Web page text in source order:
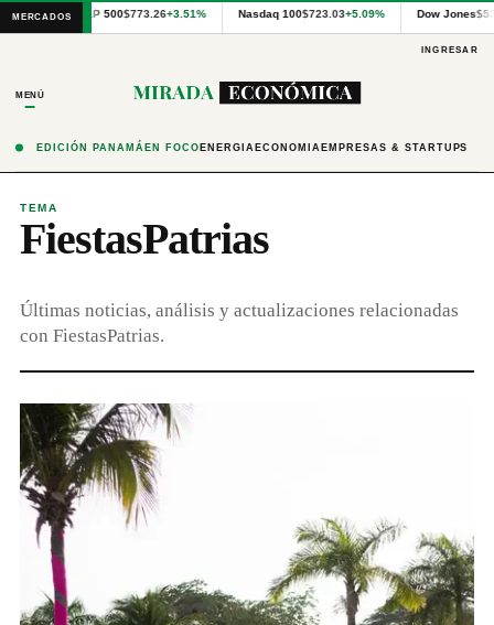
MERCADOS S&P 500$773.26+3.51% Nasdaq 100$723.03+5.09% Dow Jones
Cotizaciones
internacionales
Financial
Modeling
precios
por
Latinex
para
INGRESAR
MENÚ
EDICIÓN PANAMÁ EN FOCO ENERGÍA ECONOMÍA EMPRESAS & STARTUPS
TEMA
FiestasPatrias
Últimas noticias, análisis y actualizaciones relacionadas
con FiestasPatrias.